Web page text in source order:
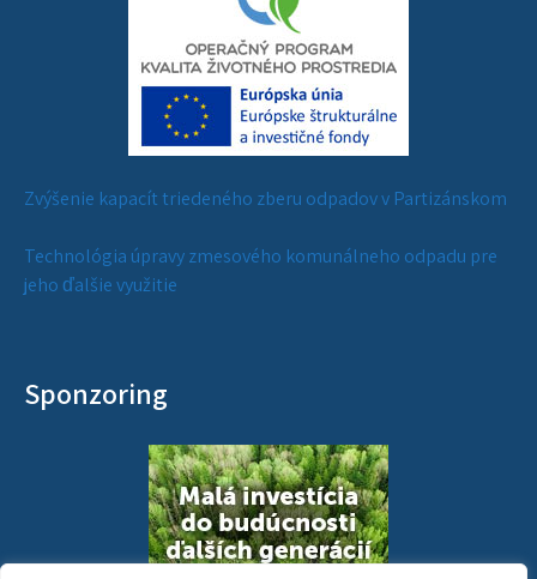
Zvýšenie kapacít triedeného zberu odpadov v Partizánskom
Technológia úpravy zmesového komunálneho odpadu pre
jeho ďalšie využitie
Sponzoring